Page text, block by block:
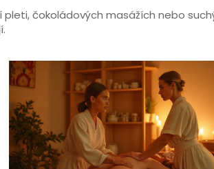
čokoládových masážích nebo